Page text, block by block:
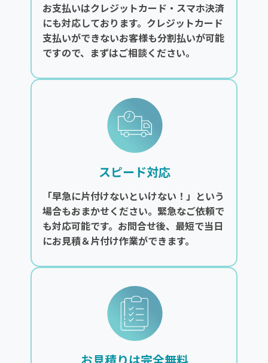
お支払いはクレジットカード・スマホ決済
にも対応しております。クレジットカード
支払いができないお客様も分割払いが可能
ですので、まずはご相談ください。
スピード対応
「早急に片付けないといけない！」という
場合もおまかせください。緊急なご依頼で
も対応可能です。お問合せ後、最短で当日
にお見積＆片付け作業ができます。